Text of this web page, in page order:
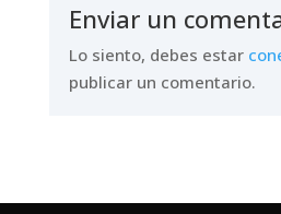
Enviar un
Lo siento, debes estar
publicar un comentario.